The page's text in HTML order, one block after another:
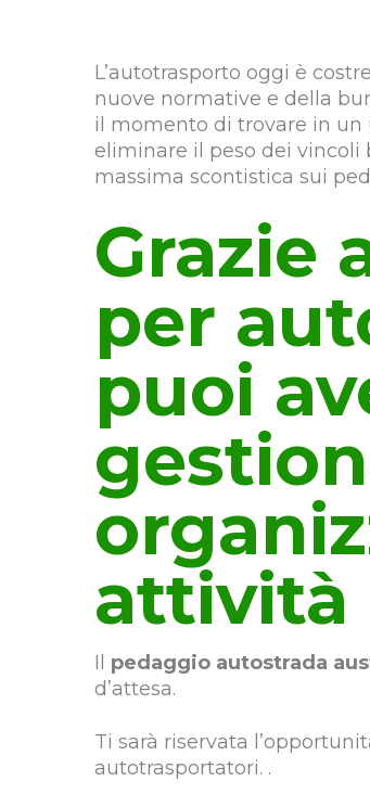
L’autotrasporto oggi è
nuove normative e della
il momento di trovare in un
eliminare il peso dei
massima scontistica sui
Grazie
per
puoi
attività
Il pedaggio autostrada
d’attesa.
Ti sarà riservata
autotrasportatori. .